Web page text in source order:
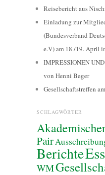
Reisebericht aus
Einladung zur
(Bundesverband
e.V) am 18./19. April
IMPRESSIONEN
von Henni Beger
Gesellschaftstreffen
SCHLAGWÖRTER
Pair
Berichte
WM